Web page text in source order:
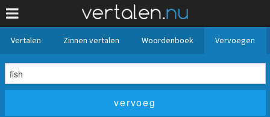
Vertalen Zinnen vertalen Woordenboek Vervoegen